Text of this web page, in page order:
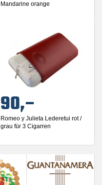
Mandarine orange
90,–
Romeo y Julieta Lederetui rot /
grau für 3 Cigarren